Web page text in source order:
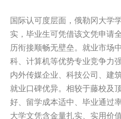
国际认可度层面，俄勒冈大学
实，毕业生可凭借该文凭申请
历衔接顺畅无壁垒。就业市场
科、计算机等优势专业竞争力
内外传媒企业、科技公司、建
就业口碑优异。相较于藤校及
好、留学成本适中、毕业通过
大学文凭含金量扎实、实用价